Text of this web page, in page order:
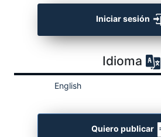
Iniciar sesión
Idioma
English
Quiero publicar